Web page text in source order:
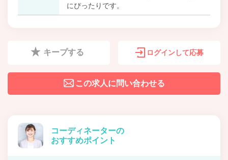
にぴったりです。
キープする ログインして応募
この求人に問い合わせる
コーディネーターの
おすすめポイント